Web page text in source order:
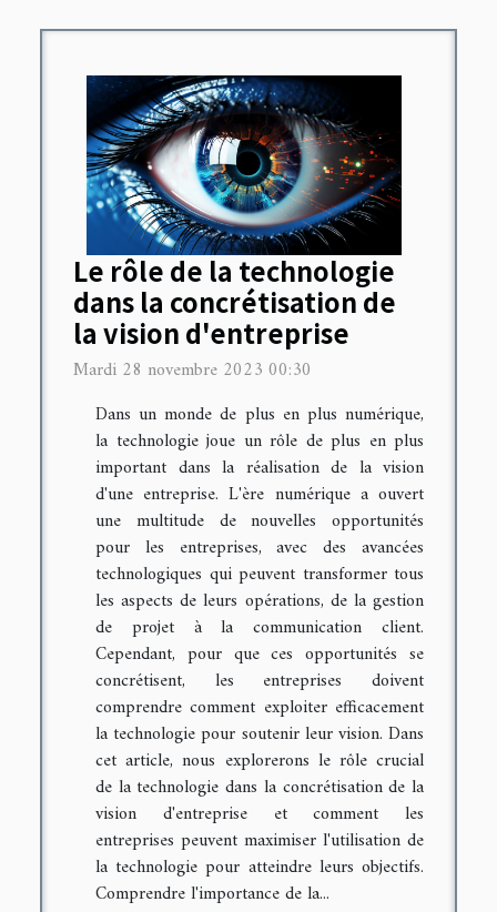
Le rôle de la technologie
dans la concrétisation de
la vision d'entreprise
Mardi 28 novembre 2023 00:30
Dans un monde de plus en plus numérique,
la technologie joue un rôle de plus en plus
important dans la réalisation de la vision
d'une entreprise. L'ère numérique a ouvert
une multitude de nouvelles opportunités
pour les entreprises, avec des avancées
technologiques qui peuvent transformer tous
les aspects de leurs opérations, de la gestion
de projet à la communication client.
Cependant, pour que ces opportunités se
concrétisent, les entreprises doivent
comprendre comment exploiter efficacement
la technologie pour soutenir leur vision. Dans
cet article, nous explorerons le rôle crucial
de la technologie dans la concrétisation de la
vision d'entreprise et comment les
entreprises peuvent maximiser l'utilisation de
la technologie pour atteindre leurs objectifs.
Comprendre l'importance de la...